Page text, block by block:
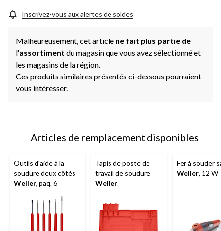
Inscrivez-vous aux alertes de soldes
Malheureusement, cet article ne fait plus partie de
l’assortiment du magasin que vous avez sélectionné et
les magasins de la région.
Ces produits similaires présentés ci-dessous pourraient
vous intéresser.
Articles de remplacement disponibles
Outils d'aide à la
soudure deux côtés
Weller, paq. 6
Tapis de poste de
travail de soudure
Weller
Fer à souder
Weller, 12 W